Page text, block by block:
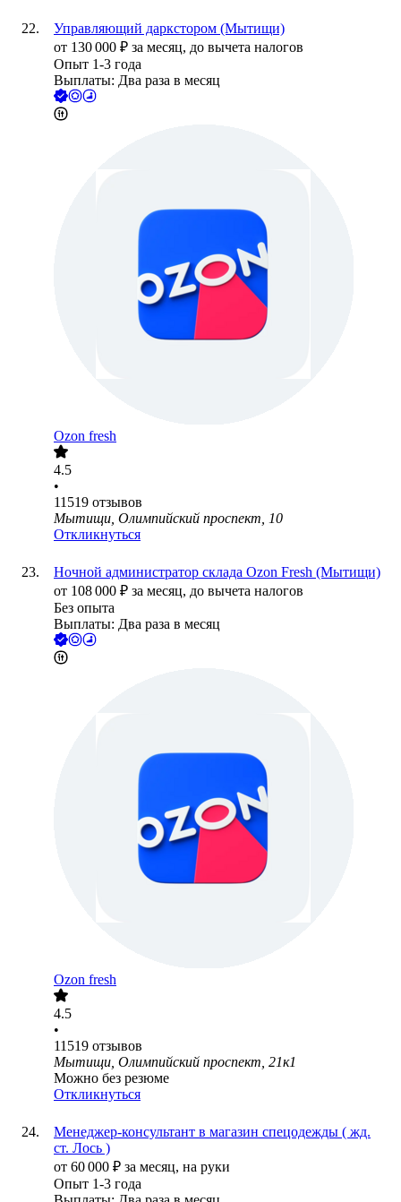
Управляющий даркстором (Мытищи)
от 130 000 ₽ за месяц, до вычета налогов
Опыт 1-3 года
Выплаты: Два раза в месяц
Ozon fresh
4.5
•
11519 отзывов
Мытищи, Олимпийский проспект, 10
Откликнуться
Ночной администратор склада Ozon Fresh (Мытищи)
от 108 000 ₽ за месяц, до вычета налогов
Без опыта
Выплаты: Два раза в месяц
Ozon fresh
4.5
•
11519 отзывов
Мытищи, Олимпийский проспект, 21к1
Можно без резюме
Откликнуться
Менеджер-консультант в магазин спецодежды ( жд.
ст. Лось )
от 60 000 ₽ за месяц, на руки
Опыт 1-3 года